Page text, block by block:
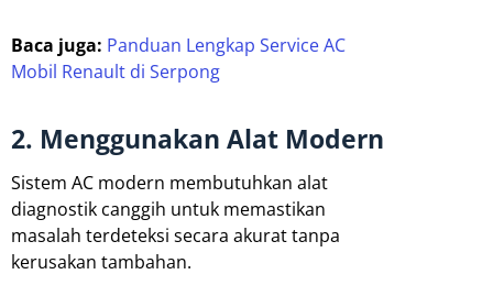
Baca juga: Panduan Lengkap Service AC
Mobil Renault di Serpong
2. Menggunakan Alat Modern
Sistem AC modern membutuhkan alat
diagnostik canggih untuk memastikan
masalah terdeteksi secara akurat tanpa
kerusakan tambahan.